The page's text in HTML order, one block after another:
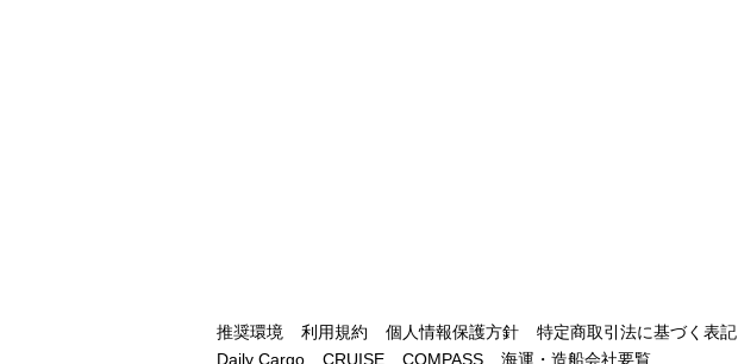
推奨環境 利用規約 個人情報保護方針 特定商取引法に基づく表記
Daily Cargo
CRUISE COMPASS 海運・造船会社要覧